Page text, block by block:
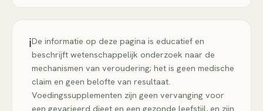
ℹ️De informatie op deze pagina is educatief en
beschrijft wetenschappelijk onderzoek naar de
mechanismen van veroudering; het is geen medische
claim en geen belofte van resultaat.
Voedingssupplementen zijn geen vervanging voor
een gevarieerd dieet en een gezonde leefstijl, en zijn